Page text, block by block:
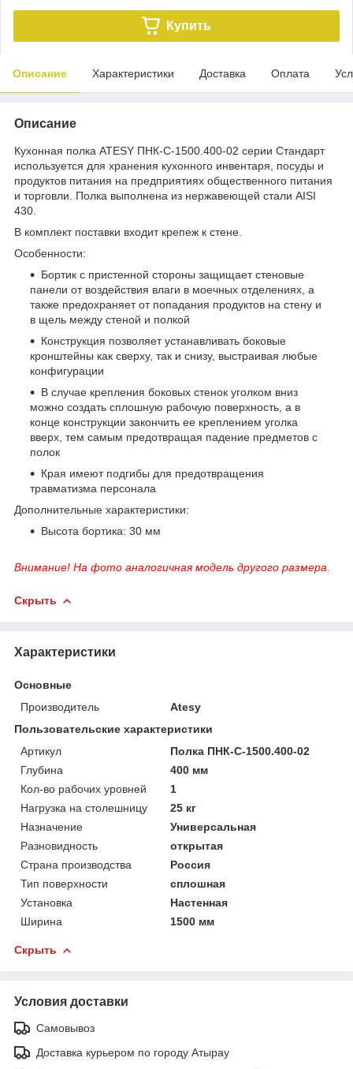
Купить
Описание Характеристики Доставка Оплата
Описание
Кухонная​ полка ATESY ПНК-С-1500.400-02 серии Стандарт
используется для хранения кухонного инвентаря, посуды и
продуктов питания на предприятиях общественного питания
и торговли. Полка выполнена из нержавеющей стали AISI
430.
В комплект поставки входит крепеж к стене.
Особенности:
Бортик с пристенной стороны защищает стеновые
панели от воздействия влаги в моечных отделениях, а
также предохраняет от попадания продуктов на стену и
в щель между стеной и полкой
Конструкция позволяет устанавливать боковые
кронштейны как сверху, так и снизу, выстраивая любые
конфигурации
В случае крепления боковых стенок уголком вниз
можно создать сплошную рабочую поверхность, а в
конце конструкции закончить ее креплением уголка
вверх, тем самым предотвращая падение предметов с
полок
Края имеют подгибы для предотвращения
травматизма персонала
Дополнительные характеристики:
Высота бортика: 30 мм
Внимание! На фото аналогичная модель другого размера.
Скрыть
Характеристики
Основные
Производитель
Atesy
Пользовательские характеристики
Артикул
Полка ПНК-С-1500.400-02
Глубина
400 мм
Кол-во рабочих уровней
1
Нагрузка на столешницу
25 кг
Назначение
Универсальная
Разновидность
открытая
Страна производства
Россия
Тип поверхности
сплошная
Установка
Настенная
Ширина
1500 мм
Скрыть
Условия доставки
Самовывоз
Доставка курьером по городу Атырау